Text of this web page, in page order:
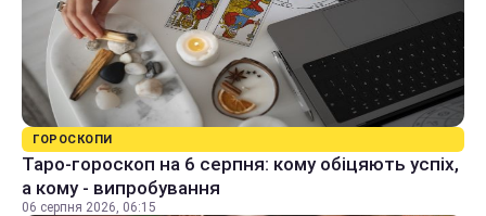
ГОРОСКОПИ
Таро-гороскоп на 6 серпня: кому обіцяють успіх,
а кому - випробування
06 серпня 2026, 06:15